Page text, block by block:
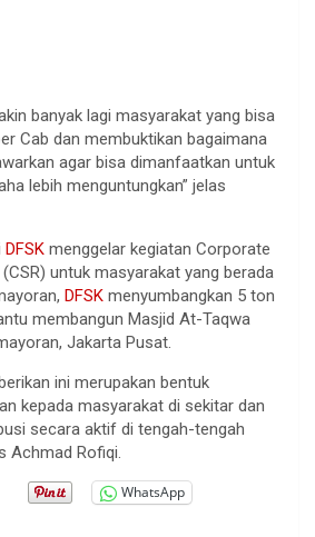
banyak lagi masyarakat yang bisa
Cab dan membuktikan bagaimana
agar bisa dimanfaatkan untuk
lebih menguntungkan” jelas
DFSK menggelar kegiatan Corporate
untuk masyarakat yang berada
DFSK menyumbangkan 5 ton
membangun Masjid At-Taqwa
Jakarta Pusat.
ini merupakan bentuk
kepada masyarakat di sekitar dan
secara aktif di tengah-tengah
Achmad Rofiqi.
WhatsApp